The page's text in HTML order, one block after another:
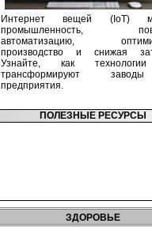
Интернет вещей (IoT)
промышленность,
автоматизацию,
производство и снижая
Узнайте, как
трансформируют
предприятия.
ПОЛЕЗНЫЕ РЕСУРСЫ
ЗДОРОВЬЕ